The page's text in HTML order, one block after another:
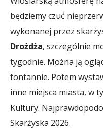
będziemy czuć
wykonanej przez
Drożdża, szczególnie
tygodnie. Można ją
fontannie. Potem
inne miejsca miasta, w
Kultury.
Skarżyska 2026.